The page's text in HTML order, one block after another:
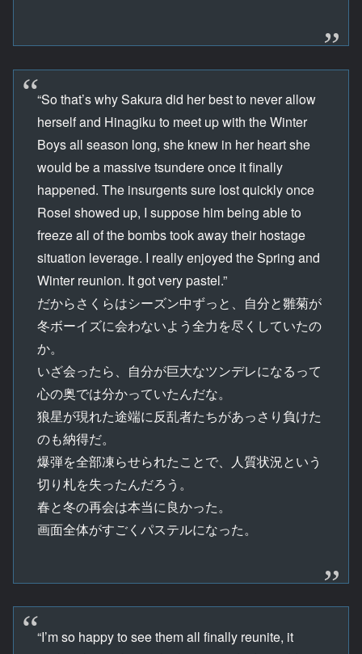
“So that’s why Sakura did her best to never allow
herself and Hinagiku to meet up with the Winter
Boys all season long, she knew in her heart she
would be a massive tsundere once it finally
happened. The insurgents sure lost quickly once
Rosei showed up, I suppose him being able to
freeze all of the bombs took away their hostage
situation leverage. I really enjoyed the Spring and
Winter reunion. It got very pastel.”
だからさくらはシーズン中ずっと、自分と雛菊が
冬ボーイズに会わないよう全力を尽くしていたの
か。
いざ会ったら、自分が巨大なツンデレになるって
心の奥では分かっていたんだな。
狼星が現れた途端に反乱者たちがあっさり負けた
のも納得だ。
爆弾を全部凍らせられたことで、人質状況という
切り札を失ったんだろう。
春と冬の再会は本当に良かった。
画面全体がすごくパステルになった。
“I’m so happy to see them all finally reunite, it